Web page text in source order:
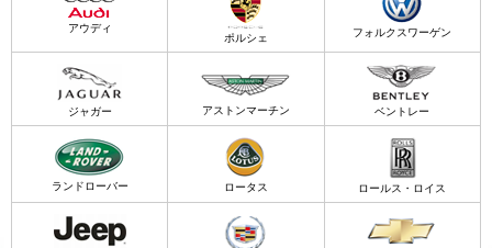
アウディ
ポルシェ フォルクスワーゲン
ジャガー アストンマーチン ベントレー
ランドローバー ロータス ロールス・ロイス